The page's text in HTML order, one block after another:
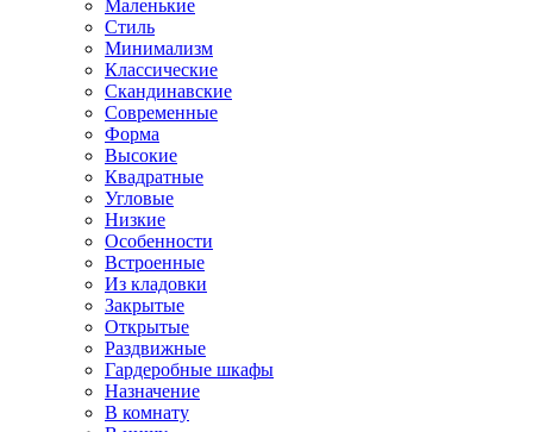
Маленькие
Стиль
Минимализм
Классические
Скандинавские
Современные
Форма
Высокие
Квадратные
Угловые
Низкие
Особенности
Встроенные
Из кладовки
Закрытые
Открытые
Раздвижные
Гардеробные шкафы
Назначение
В комнату